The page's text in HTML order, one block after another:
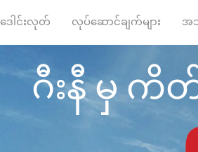
ဒေါင်းလုတ် လုပ်ဆောင်ချက်များ အ
ဂီးနီ မှ ကိ